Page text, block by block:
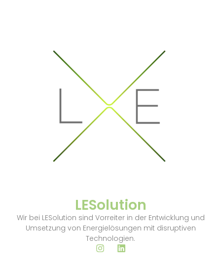
LESolution
Wir bei LESolution sind Vorreiter in der Entwicklung und
Umsetzung von Energielösungen mit disruptiven
Technologien.